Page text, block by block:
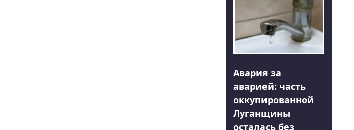
Авария за
аварией: часть
оккупированной
Луганщины
осталась без